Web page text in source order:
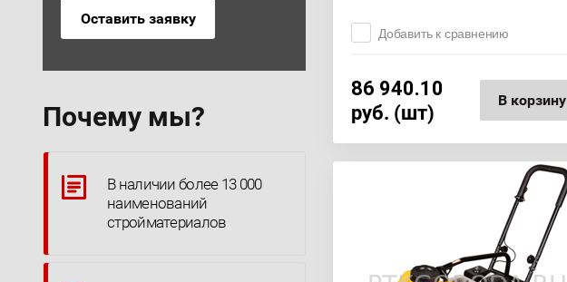
Оставить заявку
Почему мы?
В наличии более 13 000
наименований
стройматериалов
Добавить к сравнению
86 940.10
руб. (шт)
В корзину